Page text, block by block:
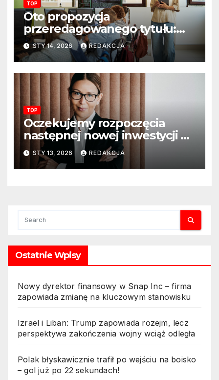
TOP
Oto propozycja
przeredagowanego tytułu:
Resort edukacji szkoli
nauczycieli z wykorzystania
sztucznej inteligencji. AI
pojawi się na zajęciach
szkolnych
STY 14, 2026 REDAKCJA
TOP
Oczekujemy rozpoczęcia
następnej nowej inwestycji w
ciągu najbliższego półrocza
STY 13, 2026 REDAKCJA
Ostatnie Wpisy
Nowy dyrektor finansowy w Snap Inc – firma
zapowiada zmianę na kluczowym stanowisku
Izrael i Liban: Trump zapowiada rozejm, lecz
perspektywa zakończenia wojny wciąż odległa
Polak błyskawicznie trafił po wejściu na boisko
– gol już po 22 sekundach!